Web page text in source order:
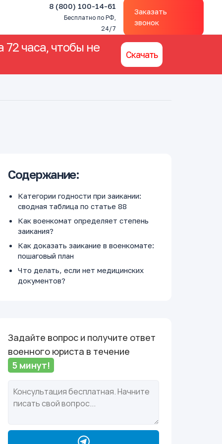
8 (800) 100-14-61
Бесплатно по РФ,
24/7
Заказать
звонок
часа, чтобы не
Скачать
Содержание:
Категории годности при заикании:
сводная таблица по статье 88
Как военкомат определяет степень
заикания?
Как доказать заикание в военкомате:
пошаговый план
Что делать, если нет медицинских
документов?
Задайте вопрос и получите ответ
военного юриста в течение
5 минут!